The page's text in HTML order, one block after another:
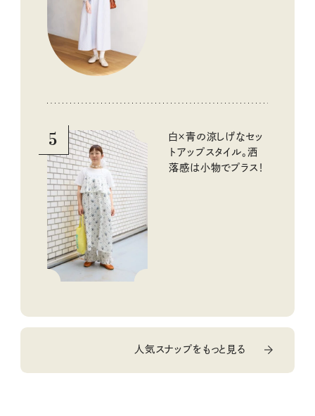
5
白×青の涼しげなセッ
トアップスタイル。洒
落感は小物でプラス！
人気スナップをもっと見る